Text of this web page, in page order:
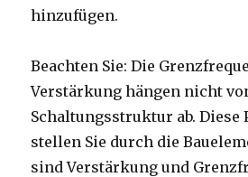
hinzufügen.
Beachten Sie: Die
Verstärkung hängen nicht
Schaltungsstruktur ab. Diese
stellen Sie durch die
sind Verstärkung und